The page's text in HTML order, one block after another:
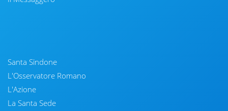
Santa Sindone
L'Osservatore Romano
L'Azione
La Santa Sede